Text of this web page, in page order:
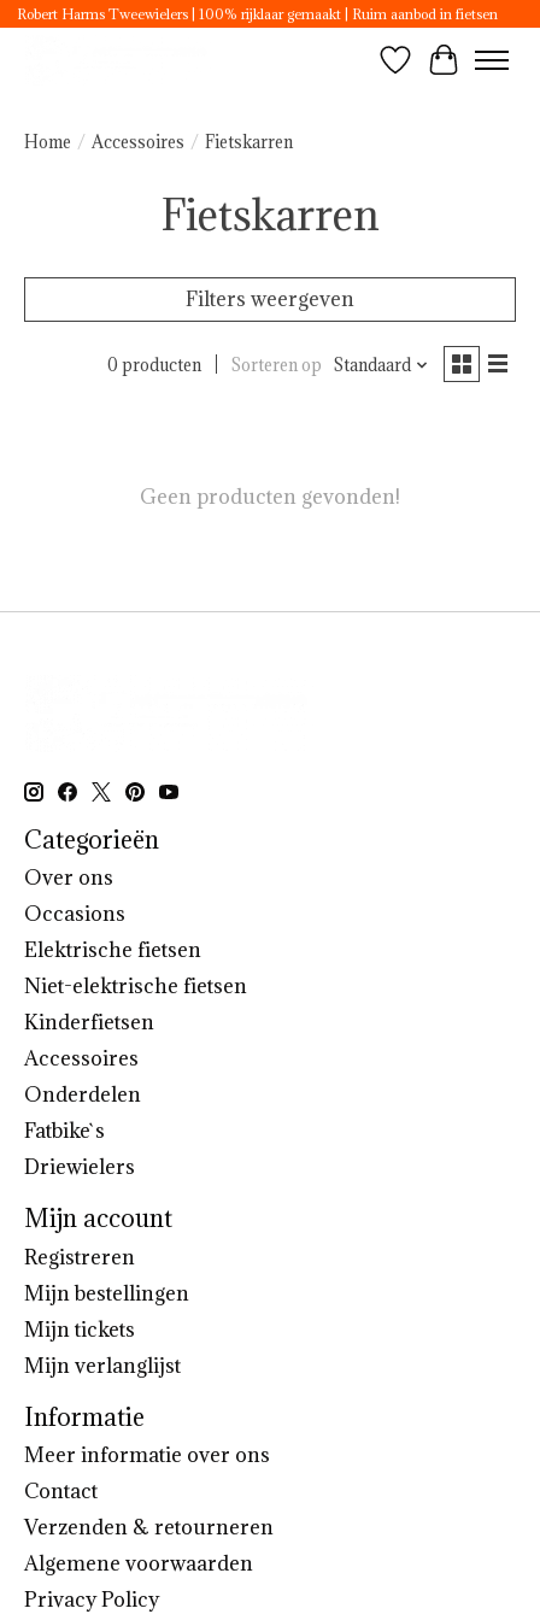
Robert Harms Tweewielers | 100% rijklaar gemaakt | Ruim aanbod in fietsen
Verlanglijst
Home / Accessoires / Fietskarren
Fietskarren
Filters weergeven
0 producten Sorteren op Standaard
Geen producten gevonden!
Categorieën
Over ons
Occasions
Elektrische fietsen
Niet-elektrische fietsen
Kinderfietsen
Accessoires
Onderdelen
Fatbike`s
Driewielers
Mijn account
Registreren
Mijn bestellingen
Mijn tickets
Mijn verlanglijst
Informatie
Meer informatie over ons
Contact
Verzenden & retourneren
Algemene voorwaarden
Privacy Policy